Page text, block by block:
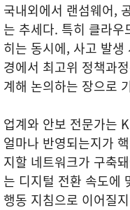
국내외에서 랜섬웨어,
는 추세다. 특히 클라
히는 동시에, 사고 발
경에서 최고위 정책과
계해 논의하는 장으로
업계와 안보 전문가는
얼마나 반영되는지가
지할 네트워크가 구축
는 디지털 전환 속도에
행동 지침으로 이어질